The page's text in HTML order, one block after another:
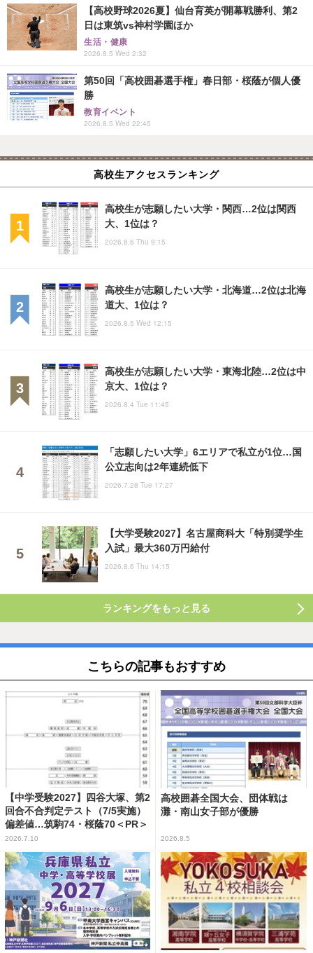
【高校野球2026夏】仙台育英が開幕戦勝利、第2
日は東筑vs神村学園ほか
生活・健康
2026.8.5 Wed 2:32
第50回「高校囲碁選手権」春日部・桜蔭が個人優
勝
教育イベント
2026.8.5 Wed 22:45
高校生アクセスランキング
高校生が志願したい大学・関西…2位は関西
大、1位は？
2026.8.6 Thu 9:15
高校生が志願したい大学・北海道…2位は北海
道大、1位は？
2026.8.5 Wed 12:15
高校生が志願したい大学・東海北陸…2位は中
京大、1位は？
2026.8.4 Tue 11:45
「志願したい大学」6エリアで私立が1位…国
公立志向は2年連続低下
2026.7.28 Tue 17:27
【大学受験2027】名古屋商科大「特別奨学生
入試」最大360万円給付
2026.8.6 Thu 14:15
ランキングをもっと見る
こちらの記事もおすすめ
【中学受験2027】四谷大塚、第2
回合不合判定テスト（7/5実施）
偏差値…筑駒74・桜蔭70＜PR＞
2026.7.10
高校囲碁全国大会、団体戦は
灘・南山女子部が優勝
2026.8.5